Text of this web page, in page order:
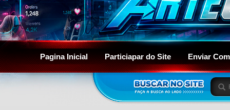
Pagina Inicial Particiapar do Site Enviar